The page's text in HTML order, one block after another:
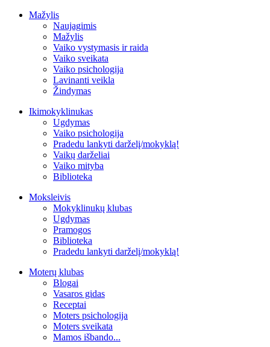
Mažylis
Naujagimis
Mažylis
Vaiko vystymasis ir raida
Vaiko sveikata
Vaiko psichologija
Lavinanti veikla
Žindymas
Ikimokyklinukas
Ugdymas
Vaiko psichologija
Pradedu lankyti darželį/mokyklą!
Vaikų darželiai
Vaiko mityba
Biblioteka
Moksleivis
Mokyklinukų klubas
Ugdymas
Pramogos
Biblioteka
Pradedu lankyti darželį/mokyklą!
Moterų klubas
Blogai
Vasaros gidas
Receptai
Moters psichologija
Moters sveikata
Mamos išbando...